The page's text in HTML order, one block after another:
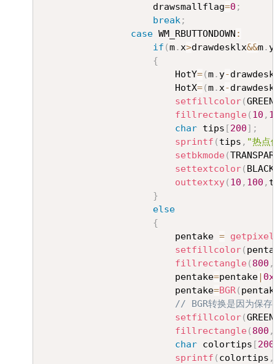
					drawsmallflag
=0 ;
break;
case WM_RBUTTONDOWN :
if (m.x>drawdesklx&&m. y
{
						HotY
=(m. y-
						HotX
=(m.x-
setfillcolor(GREEN
fillrectangle( 10 ,
char tips [200] ;
sprintf ( tips , "热点
setbkmode(
settextcolor( BLACK
outtextxy( 10 , 100 ,
}
else
{
						pentake
= getpixel
setfillcolor(
fillrectangle( 800 ,
						pentake
=pentake|
						pentake
=BGR(
// BGR转换是因为保存
setfillcolor(GREEN
fillrectangle( 800 ,
char colortips [200
sprintf ( colortips ,